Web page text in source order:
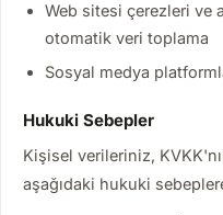
Web sitesi çerezleri ve
otomatik veri toplama
Sosyal medya
Hukuki Sebepler
Kişisel verileriniz,
aşağıdaki hukuki